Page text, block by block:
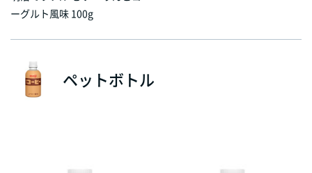
ーグルト風味 100g
ペットボトル